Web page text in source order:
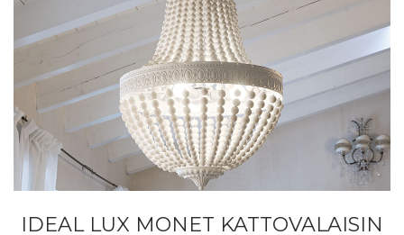
IDEAL LUX MONET KATTOVALAISIN